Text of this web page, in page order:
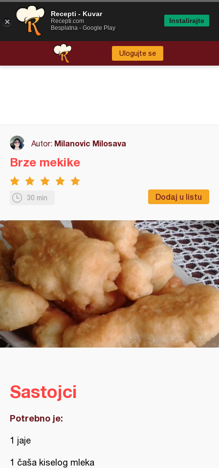
Ulogujte se
Autor: Milanovic Milosava
30 min Dodaj u listu
Brze mekike
Sastojci
Potrebno je:
1 jaje
1 čaša kiselog mleka
Recepti - Kuvar
Recepti.com
Besplatna - Google Play
Instalirajte